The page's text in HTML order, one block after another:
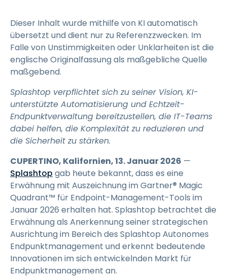
Dieser Inhalt wurde mithilfe von KI automatisch
übersetzt und dient nur zu Referenzzwecken. Im
Falle von Unstimmigkeiten oder Unklarheiten ist die
englische Originalfassung als maßgebliche Quelle
maßgebend.
Splashtop verpflichtet sich zu seiner Vision, KI-
unterstützte Automatisierung und Echtzeit-
Endpunktverwaltung bereitzustellen, die IT-Teams
dabei helfen, die Komplexität zu reduzieren und
die Sicherheit zu stärken.
CUPERTINO, Kalifornien, 13. Januar 2026 —
Splashtop gab heute bekannt, dass es eine
Erwähnung mit Auszeichnung im Gartner® Magic
Quadrant™ für Endpoint-Management-Tools im
Januar 2026 erhalten hat. Splashtop betrachtet die
Erwähnung als Anerkennung seiner strategischen
Ausrichtung im Bereich des Splashtop Autonomes
Endpunktmanagement und erkennt bedeutende
Innovationen im sich entwickelnden Markt für
Endpunktmanagement an.